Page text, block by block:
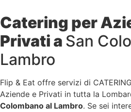
Catering per
Privati a San
Lambro
Flip & Eat offre servizi di
Aziende e Privati in tutta la
Colombano al Lambro. Se sei